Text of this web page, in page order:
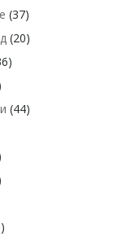
(37)
(20)
(44)